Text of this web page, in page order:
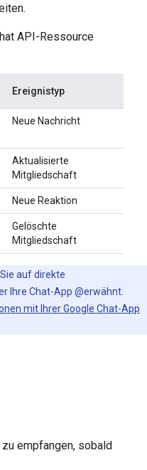
API-Ressource
Ereignistyp
Neue Nachricht
Aktualisierte
Mitgliedschaft
Neue Reaktion
Gelöschte
Mitgliedschaft
auf direkte
Ihre Chat-App @erwähnt.
mit Ihrer Google Chat-App
empfangen, sobald